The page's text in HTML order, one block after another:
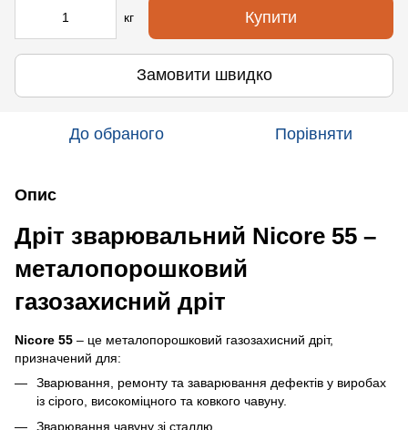
кг Купити
Замовити швидко
До обраного Порівняти
Опис
Дріт зварювальний Nicore 55 –
металопорошковий
газозахисний дріт
Nicore 55 – це металопорошковий газозахисний дріт,
призначений для:
Зварювання, ремонту та заварювання дефектів у виробах
із сірого, високоміцного та ковкого чавуну.
Зварювання чавуну зі сталлю.